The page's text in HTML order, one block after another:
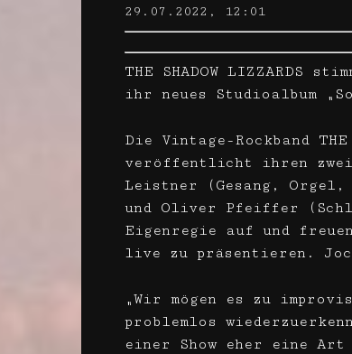
29.07.2022, 12:01
THE SHADOW LIZZARDS
ihr neues Studioalbum
Die Vintage-Rockband THE
veröffentlicht ihren
Leistner (Gesang,
und Oliver Pfeiffer
Eigenregie auf und
live zu präsentieren.
„Wir mögen es zu
problemlos
einer Show eher eine